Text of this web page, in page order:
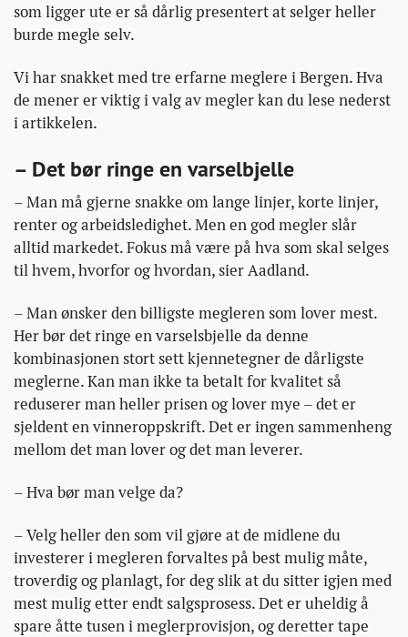
som ligger ute er så dårlig presentert at selger heller
burde megle selv.
Vi har snakket med tre erfarne meglere i Bergen. Hva
de mener er viktig i valg av megler kan du lese nederst
i artikkelen.
– Det bør ringe en varselbjelle
– Man må gjerne snakke om lange linjer, korte linjer,
renter og arbeidsledighet. Men en god megler slår
alltid markedet. Fokus må være på hva som skal selges
til hvem, hvorfor og hvordan, sier Aadland.
– Man ønsker den billigste megleren som lover mest.
Her bør det ringe en varselsbjelle da denne
kombinasjonen stort sett kjennetegner de dårligste
meglerne. Kan man ikke ta betalt for kvalitet så
reduserer man heller prisen og lover mye – det er
sjeldent en vinneroppskrift. Det er ingen sammenheng
mellom det man lover og det man leverer.
– Hva bør man velge da?
– Velg heller den som vil gjøre at de midlene du
investerer i megleren forvaltes på best mulig måte,
troverdig og planlagt, for deg slik at du sitter igjen med
mest mulig etter endt salgsprosess. Det er uheldig å
spare åtte tusen i meglerprovisjon, og deretter tape